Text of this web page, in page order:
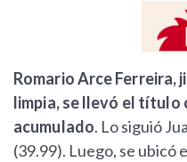
Romario Arce Ferreira,
limpia, se llevó el título
acumulado. Lo siguió
(39.99). Luego, se ubicó